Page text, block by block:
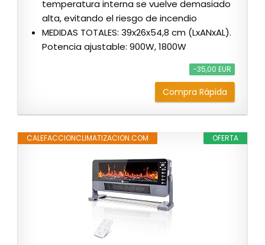
temperatura interna se vuelve demasiado
alta, evitando el riesgo de incendio
MEDIDAS TOTALES: 39x26x54,8 cm (LxANxAL).
Potencia ajustable: 900W, 1800W
−35,00 EUR
Compra Rápida
OFERTA
CALEFACCIONCLIMATIZACION.COM